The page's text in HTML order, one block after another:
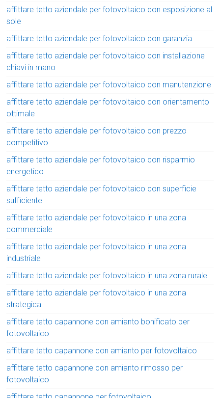
affittare tetto aziendale per fotovoltaico con esposizione al
sole
affittare tetto aziendale per fotovoltaico con garanzia
affittare tetto aziendale per fotovoltaico con installazione
chiavi in mano
affittare tetto aziendale per fotovoltaico con manutenzione
affittare tetto aziendale per fotovoltaico con orientamento
ottimale
affittare tetto aziendale per fotovoltaico con prezzo
competitivo
affittare tetto aziendale per fotovoltaico con risparmio
energetico
affittare tetto aziendale per fotovoltaico con superficie
sufficiente
affittare tetto aziendale per fotovoltaico in una zona
commerciale
affittare tetto aziendale per fotovoltaico in una zona
industriale
affittare tetto aziendale per fotovoltaico in una zona rurale
affittare tetto aziendale per fotovoltaico in una zona
strategica
affittare tetto capannone con amianto bonificato per
fotovoltaico
affittare tetto capannone con amianto per fotovoltaico
affittare tetto capannone con amianto rimosso per
fotovoltaico